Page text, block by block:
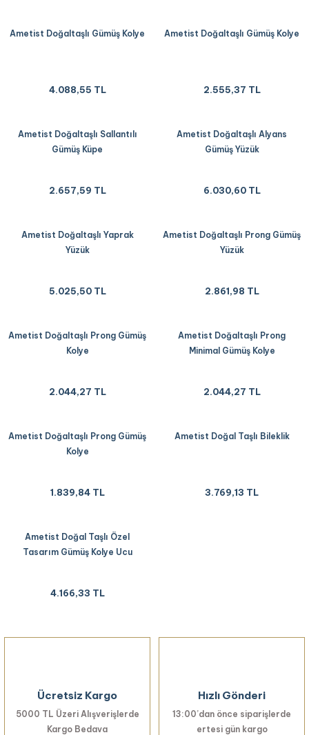
Ametist Doğaltaşlı Gümüş Kolye
4.088,55 TL
Ametist Doğaltaşlı Gümüş Kolye
2.555,37 TL
Ametist Doğaltaşlı Sallantılı
Gümüş Küpe
2.657,59 TL
Ametist Doğaltaşlı Alyans
Gümüş Yüzük
6.030,60 TL
Ametist Doğaltaşlı Yaprak
Yüzük
5.025,50 TL
Ametist Doğaltaşlı Prong Gümüş
Yüzük
2.861,98 TL
Ametist Doğaltaşlı Prong Gümüş
Kolye
2.044,27 TL
Ametist Doğaltaşlı Prong
Minimal Gümüş Kolye
2.044,27 TL
Ametist Doğaltaşlı Prong Gümüş
Kolye
1.839,84 TL
Ametist Doğal Taşlı Bileklik
3.769,13 TL
Ametist Doğal Taşlı Özel
Tasarım Gümüş Kolye Ucu
4.166,33 TL
Ücretsiz Kargo
5000 TL Üzeri Alışverişlerde
Kargo Bedava
Hızlı Gönderi
13:00’dan önce siparişlerde
ertesi gün kargo